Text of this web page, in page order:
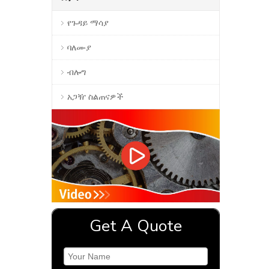
የጉዳይ ማሳያ
ባለሙያ
ብሎግ
አጋዥ ስልጠናዎች
Get A Quote